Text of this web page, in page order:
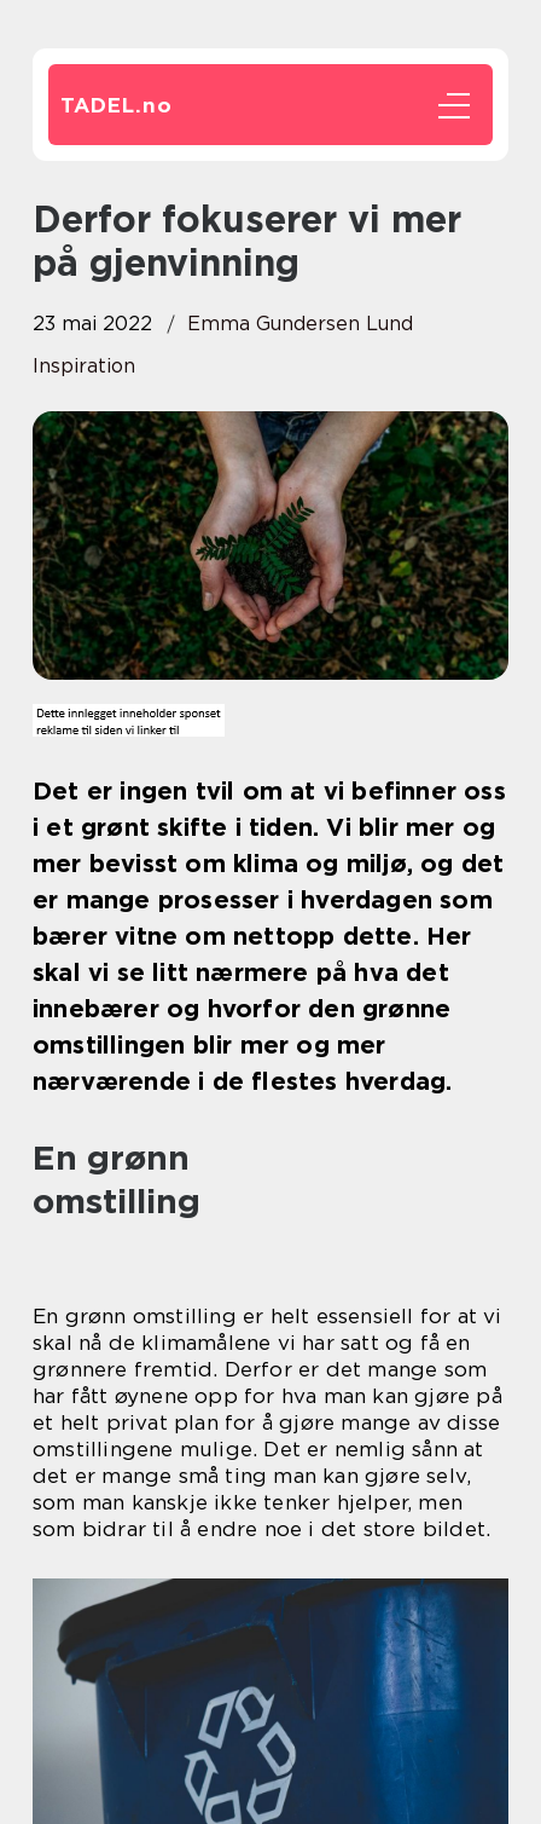
TADEL.no
Derfor fokuserer vi mer
på gjenvinning
23 mai 2022
Emma Gundersen Lund
Inspiration
Det er ingen tvil om at vi befinner oss
i et grønt skifte i tiden. Vi blir mer og
mer bevisst om klima og miljø, og det
er mange prosesser i hverdagen som
bærer vitne om nettopp dette. Her
skal vi se litt nærmere på hva det
innebærer og hvorfor den grønne
omstillingen blir mer og mer
nærværende i de flestes hverdag.
En grønn
omstilling
En grønn omstilling er helt essensiell for at vi
skal nå de klimamålene vi har satt og få en
grønnere fremtid. Derfor er det mange som
har fått øynene opp for hva man kan gjøre på
et helt privat plan for å gjøre mange av disse
omstillingene mulige. Det er nemlig sånn at
det er mange små ting man kan gjøre selv,
som man kanskje ikke tenker hjelper, men
som bidrar til å endre noe i det store bildet.